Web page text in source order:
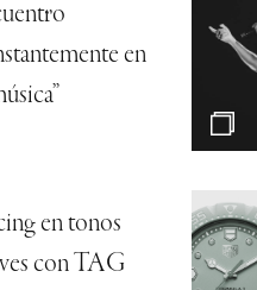
en
en tonos
con TAG